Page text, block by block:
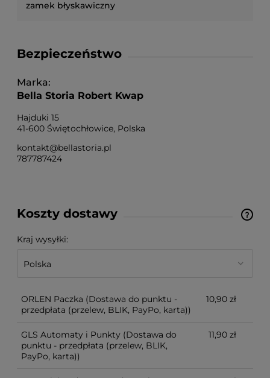
zamek błyskawiczny
Bezpieczeństwo
Marka
Bella Storia Robert Kwap
Hajduki 15
41-600 Świętochłowice, Polska
kontakt@bellastoria.pl
787787424
Koszty dostawy
Cena nie zawiera ewentualnych kosztów płatności
Kraj wysyłki:
ORLEN Paczka (Dostawa do punktu -
przedpłata (przelew, BLIK, PayPo, karta))
10,90 zł
GLS Automaty i Punkty (Dostawa do
punktu - przedpłata (przelew, BLIK,
PayPo, karta))
11,90 zł